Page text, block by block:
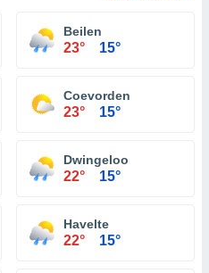
Beilen
23° 15°
Coevorden
23° 15°
Dwingeloo
22° 15°
Havelte
22° 15°